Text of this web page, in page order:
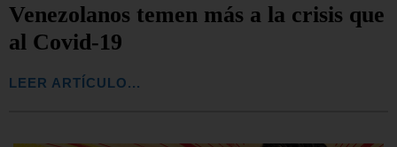
Venezolanos temen más a la crisis que
al Covid-19
LEER ARTÍCULO...